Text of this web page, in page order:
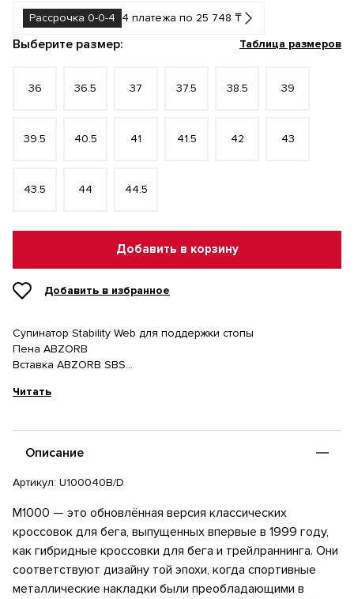
Рассрочка 0-0-4 4 платежа по 25 748 ₸
Выберите размер: Таблица размеров
36 36.5 37 37.5 38.5 39
39.5 40.5 41 41.5 42 43
43.5 44 44.5
Добавить в корзину
Добавить в избранное
Супинатор Stability Web для поддержки стопы
Пена ABZORB
Вставка ABZORB SBS
Читать
Описание
Артикул: U100040B/D
M1000 — это обновлённая версия классических
кроссовок для бега, выпущенных впервые в 1999 году,
как гибридные кроссовки для бега и трейлраннинга. Они
соответствуют дизайну той эпохи, когда спортивные
металлические накладки были преобладающими в